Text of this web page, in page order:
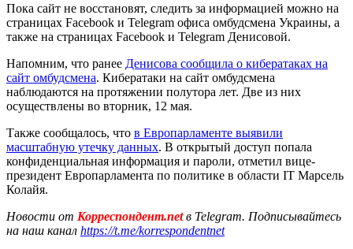
Пока сайт не восстановят, следить за информацией можно на
страницах Facebook и Telegram офиса омбудсмена Украины, а
также на страницах Facebook и Telegram Денисовой.
Напомним, что ранее Денисова сообщила о кибератаках на
сайт омбудсмена. Кибератаки на сайт омбудсмена
наблюдаются на протяжении полутора лет. Две из них
осуществлены во вторник, 12 мая.
Также сообщалось, что в Европарламенте выявили
масштабную утечку данных. В открытый доступ попала
конфиденциальная информация и пароли, отметил вице-
президент Европарламента по политике в области IT Марсель
Колайя.
Новости от Корреспондент.netв Telegram. Подписывайтесь
на наш канал https://t.me/korrespondentnet